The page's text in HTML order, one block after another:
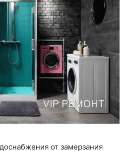
от замерзания